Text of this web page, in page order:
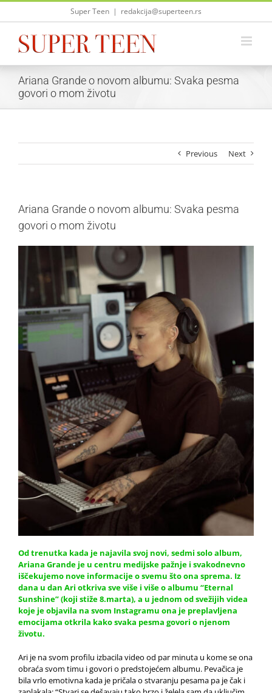
Skip
Super Teen | redakcija@superteen.rs
Ariana Grande o novom albumu: Svaka pesma
govori o mom životu
Previous Next
Ariana Grande o novom albumu: Svaka pesma
govori o mom životu
Od trenutka kada je najavila svoj novi, sedmi solo album,
Ariana Grande je u centru medijske pažnje i svakodnevno
iščekujemo nove informacije o svemu što ona sprema. Iz
dana u dan Ari otkriva sve više i više oalbumu “Eternal
Sunshine” (koji stiže 8.marta), a u jednom od svežijih videa
koje je objavila na svom Instagramu ona je preplavljena
emocijama otkrila kako svaka pesma govori o njenom
životu.
Ari je na svom profilu izbacila video od par minuta u kome se ona
obraća svom timu i govori o predstojećem albumu. Pevačica je
bila vrlo emotivna kada je pričala o stvaranju pesama pa je čak i